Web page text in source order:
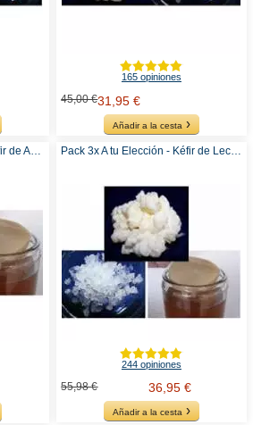
165 opiniones
45,00 €31,95 €
Añadir a la cesta
Pack 100g de Hongo de Kéfir de Agua + Disco SCOBY Kombucha Pack 3x A tu Elección - Kéfir de Leche, Agua o Kombucha
244 opiniones
55,98 € 36,95 €
Añadir a la cesta